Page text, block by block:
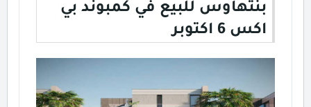
بنتهاوس للبيع في كمبوند بي
اكس 6 اكتوبر